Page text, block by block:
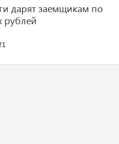
дарят заемщикам по
рублей